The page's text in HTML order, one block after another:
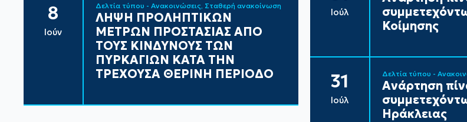
8
Ιούν
Δελτία τύπου - Ανακοινώσεις Σταθερή ανακοίνωση
ΛΗΨΗ ΠΡΟΛΗΠΤΙΚΩΝ
ΜΕΤΡΩΝ ΠΡΟΣΤΑΣΙΑΣ ΑΠΟ
ΤΟΥΣ ΚΙΝΔΥΝΟΥΣ ΤΩΝ
ΠΥΡΚΑΓΙΩΝ ΚΑΤΑ ΤΗΝ
ΤΡΕΧΟΥΣΑ ΘΕΡΙΝΗ ΠΕΡΙΟΔΟ
Ιούλ
Κοίμησης
31
Ιούλ
Δελτία τύπου -
Ανάρτηση
Ηράκλειας